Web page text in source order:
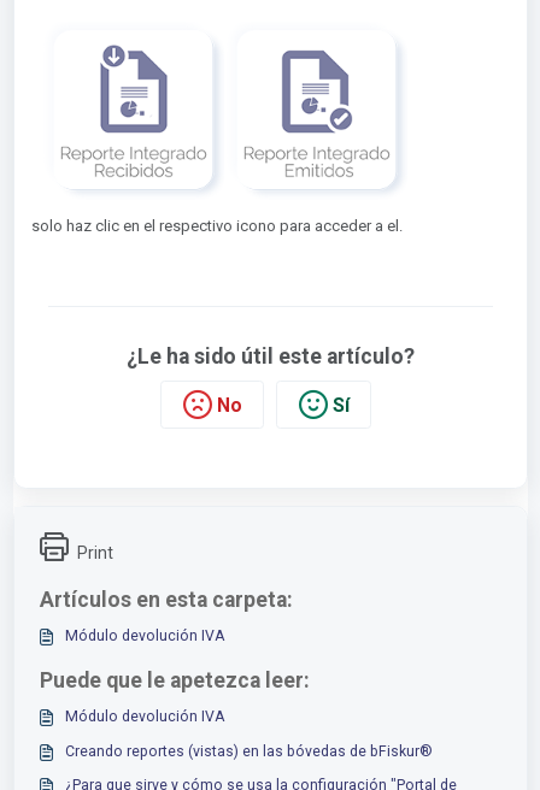
solo haz clic en el respectivo icono para acceder a el.
¿Le ha sido útil este artículo?
No Sí
Print
Artículos en esta carpeta:
Módulo devolución IVA
Puede que le apetezca leer:
Módulo devolución IVA
Creando reportes (vistas) en las bóvedas de bFiskur®︎
¿Para que sirve y cómo se usa la configuración "Portal de